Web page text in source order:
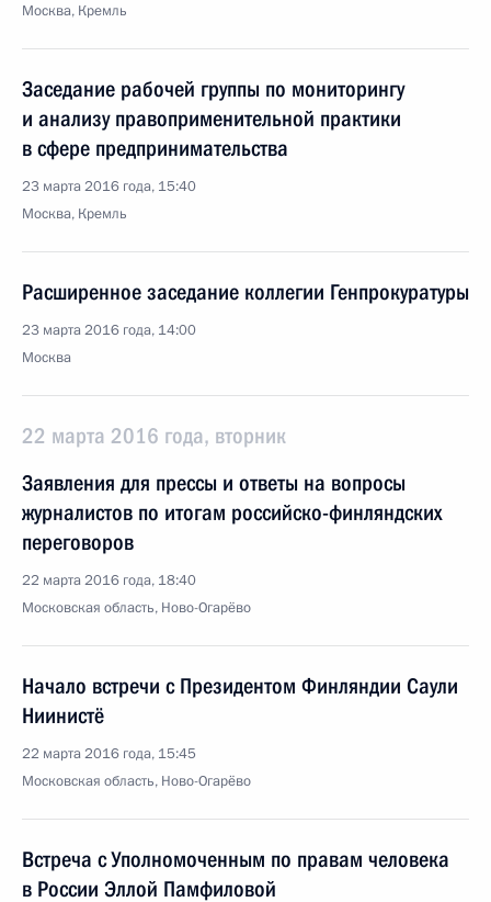
Москва, Кремль
Заседание рабочей группы по мониторингу
и анализу правоприменительной практики
в сфере предпринимательства
23 марта 2016 года, 15:40
Москва, Кремль
Расширенное заседание коллегии Генпрокуратуры
23 марта 2016 года, 14:00
Москва
22 марта 2016 года, вторник
Заявления для прессы и ответы на вопросы
журналистов по итогам российско-финляндских
переговоров
22 марта 2016 года, 18:40
Московская область, Ново-Огарёво
Начало встречи с Президентом Финляндии Саули
Ниинистё
22 марта 2016 года, 15:45
Московская область, Ново-Огарёво
Встреча с Уполномоченным по правам человека
в России Эллой Памфиловой